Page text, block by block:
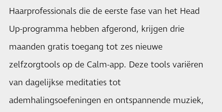
Haarprofessionals die de eerste fase van het Head
Up-programma hebben afgerond, krijgen drie
maanden gratis toegang tot zes nieuwe
zelfzorgtools op de Calm-app. Deze tools variëren
van dagelijkse meditaties tot
ademhalingsoefeningen en ontspannende muziek,